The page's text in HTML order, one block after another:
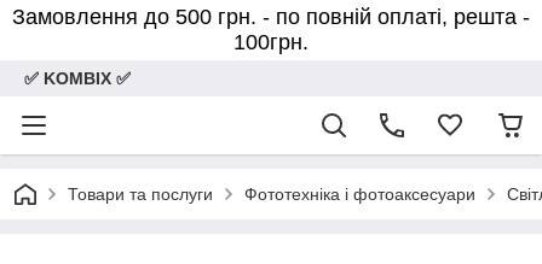
Замовлення до 500 грн. - по повній оплаті, решта -
100грн.
✅ KOMBIX ✅
Товари та послуги Фототехніка і фотоаксесуари